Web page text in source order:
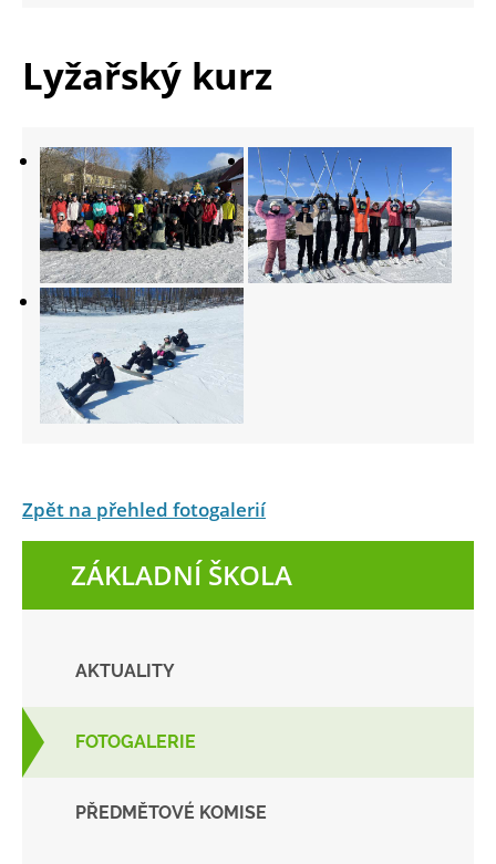
Lyžařský kurz
Zpět na přehled fotogalerií
ZÁKLADNÍ ŠKOLA
AKTUALITY
FOTOGALERIE
PŘEDMĚTOVÉ KOMISE